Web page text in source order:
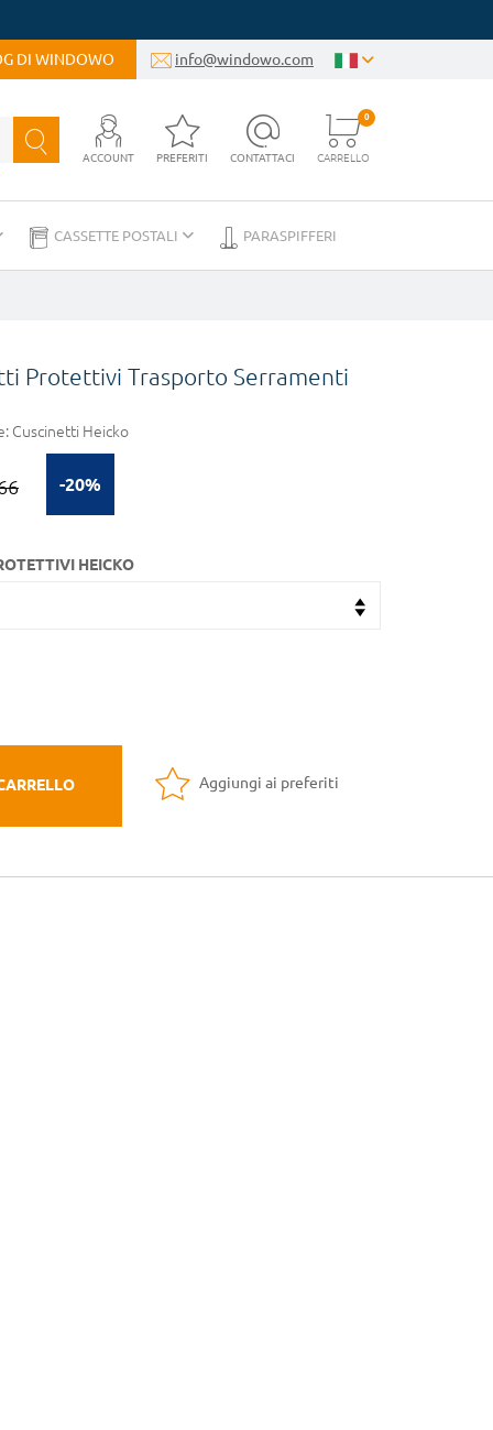
DI WINDOWO info@windowo.com
ACCOUNT PREFERITI CONTATTACI CARRELLO
0
CASSETTE POSTALI PARASPIFFERI
Protettivi Trasporto Serramenti
Cuscinetti Heicko
-20%
HEICKO
Aggiungi ai preferiti